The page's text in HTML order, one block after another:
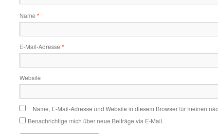
Name *
E-Mail-Adresse *
Website
Name, E-Mail-Adresse und Website in diesem Browser für meinen
Benachrichtige mich über neue Beiträge via E-Mail.